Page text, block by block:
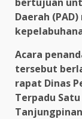
Daerah
Acara
tersebut
rapat Dinas
Terpadu Satu